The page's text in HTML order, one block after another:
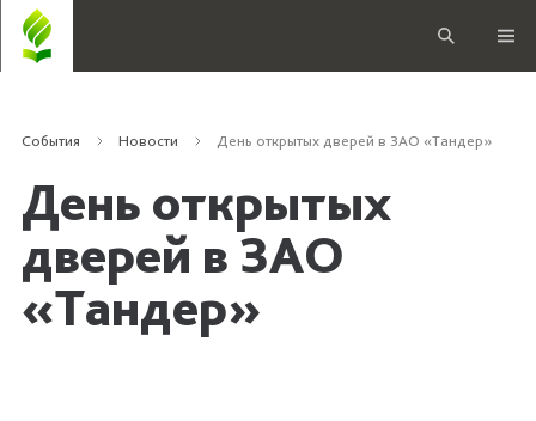
События Новости День открытых дверей в ЗАО «Тандер»
День открытых
дверей в ЗАО
«Тандер»